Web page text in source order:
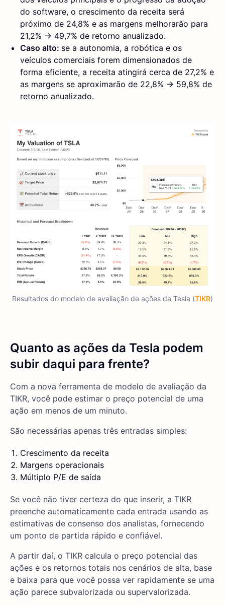
do software, o crescimento da receita será
próximo de 24,8% e as margens melhorarão para
21,2% → 49,7% de retorno anualizado.
Caso alto: se a autonomia, a robótica e os
veículos comerciais forem dimensionados de
forma eficiente, a receita atingirá cerca de 27,2% e
as margens se aproximarão de 22,8% → 59,8% de
retorno anualizado.
Resultados do modelo de avaliação de ações da Tesla (TIKR)
Quanto as ações da Tesla podem
subir daqui para frente?
Com a nova ferramenta de modelo de avaliação da
TIKR, você pode estimar o preço potencial de uma
ação em menos de um minuto.
São necessárias apenas três entradas simples:
Crescimento da receita
Margens operacionais
Múltiplo P/E de saída
Se você não tiver certeza do que inserir, a TIKR
preenche automaticamente cada entrada usando as
estimativas de consenso dos analistas, fornecendo
um ponto de partida rápido e confiável.
A partir daí, o TIKR calcula o preço potencial das
ações e os retornos totais nos cenários de alta, base
e baixa para que você possa ver rapidamente se uma
ação parece subvalorizada ou supervalorizada.